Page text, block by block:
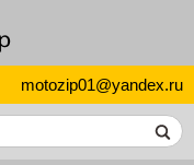
motozip01@yandex.ru